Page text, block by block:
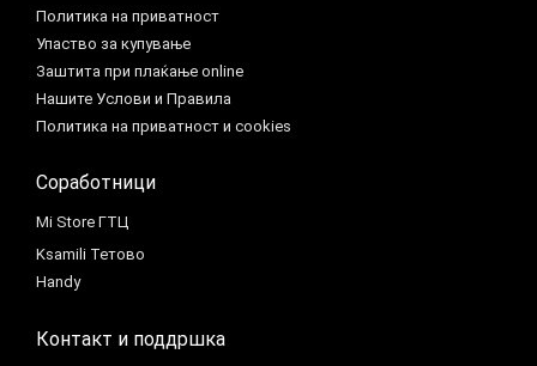
Политика на приватност
Упаство за купување
Заштита при плаќање online
Нашите Услови и Правила
Политика на приватност и cookies
Соработници
Mi Store ГТЦ
Ksamili Тетово
Handy
Контакт и поддршка